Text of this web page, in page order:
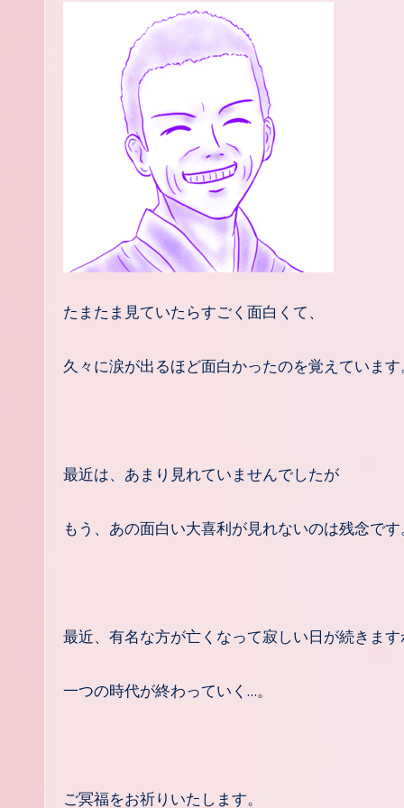
たまたま見ていたらすごく面白くて、
久々に涙が出るほど面白かったのを覚えています
最近は、あまり見れていませんでしたが
もう、あの面白い大喜利が見れないのは残念です
最近、有名な方が亡くなって寂しい日が続きま
一つの時代が終わっていく…。
ご冥福をお祈りいたします。